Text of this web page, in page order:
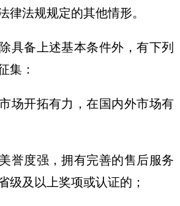
律法规规定的其他情形。
具备上述基本条件外，有下列
集：
市场开拓有力，在国内外市场有
美誉度强，拥有完善的售后服务
级及以上奖项或认证的；